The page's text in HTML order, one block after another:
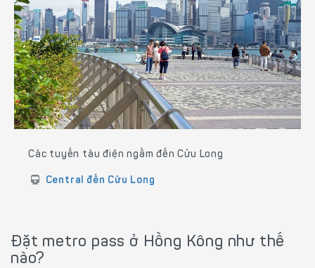
Các tuyến tàu điện ngầm đến Cửu Long
Central đến Cửu Long
Đặt metro pass ở Hồng Kông như thế
nào?